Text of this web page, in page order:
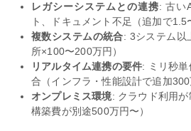
レガシーシステムとの連携: 古い
ト、ドキュメント不足（追加で1.5
複数システムの統合: 3システム以
所×100〜200万円）
リアルタイム連携の要件: ミリ秒
合（インフラ・性能設計で追加300
オンプレミス環境: クラウド利用
構築費が別途500万円〜）